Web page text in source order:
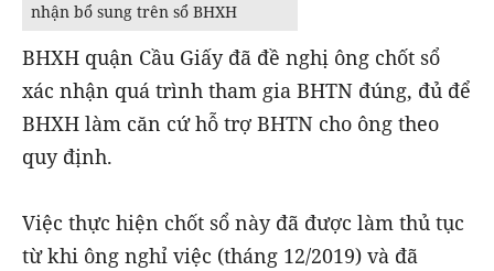
nhận bổ sung trên sổ BHXH
BHXH quận Cầu Giấy đã đề nghị ông chốt sổ
xác nhận quá trình tham gia BHTN đúng, đủ để
BHXH làm căn cứ hỗ trợ BHTN cho ông theo
quy định.
Việc thực hiện chốt sổ này đã được làm thủ tục
từ khi ông nghỉ việc (tháng 12/2019) và đã